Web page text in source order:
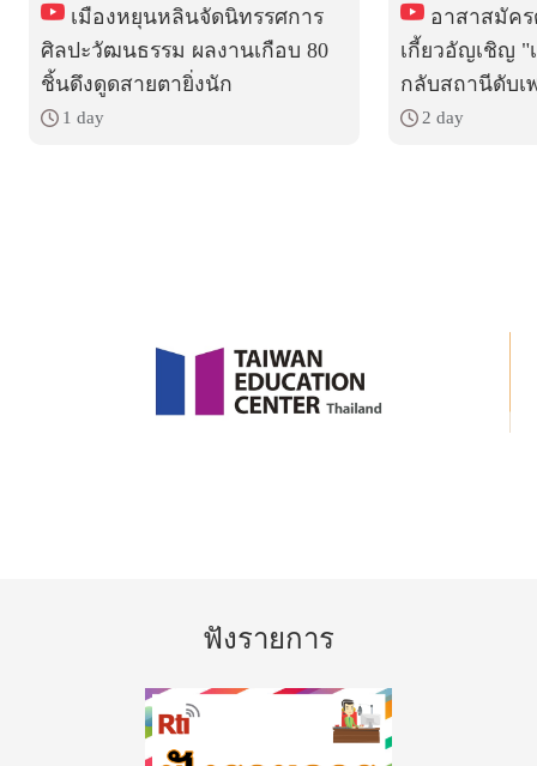
เมืองหยุนหลินจัดนิทรรศการ
ศิลปะวัฒนธรรม ผลงานเกือบ 80
ชิ้นดึงดูดสายตายิ่งนัก
1 day
อาสาสมัคร
เกี้ยวอัญเชิญ "
กลับสถานีดับเ
2 day
ฟังรายการ